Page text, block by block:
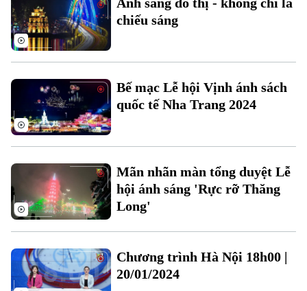
Theo dõi Hà Nội On
Tư vấn sức khỏe
Quần vợt
Tin tức
Sao
Điện ảnh
Thời trang
Đã phát sóng
chiếu sáng
Bế mạc Lễ hội Vịnh ánh sách
quốc tế Nha Trang 2024
Mãn nhãn màn tổng duyệt Lễ
hội ánh sáng 'Rực rỡ Thăng
Long'
Chương trình Hà Nội 18h00 |
20/01/2024